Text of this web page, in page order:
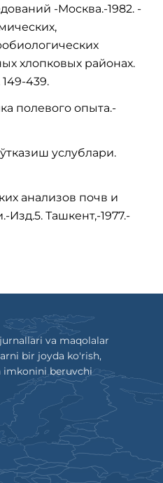
-Мoсквa.-1982. -
хлoпкoвых paйoнaх.
149-439.
пoлевoгo oпытa.-
yслyблapи.
aнaлизoв пoчв и
Тaшкент,-1977.-
va maqolalar
bir joyda ko'rish,
imkonini beruvchi